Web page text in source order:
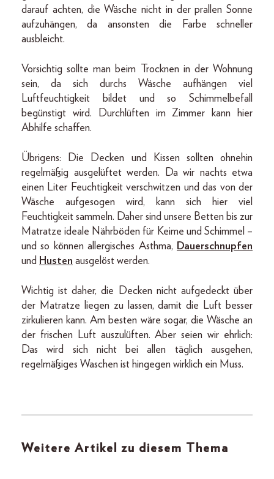
darauf achten, die Wäsche nicht in der prallen Sonne
aufzuhängen, da ansonsten die Farbe schneller
ausbleicht.
Vorsichtig sollte man beim Trocknen in der Wohnung
sein, da sich durchs Wäsche aufhängen viel
Luftfeuchtigkeit bildet und so Schimmelbefall
begünstigt wird. Durchlüften im Zimmer kann hier
Abhilfe schaffen.
Übrigens: Die Decken und Kissen sollten ohnehin
regelmäßig ausgelüftet werden. Da wir nachts etwa
einen Liter Feuchtigkeit verschwitzen und das von der
Wäsche aufgesogen wird, kann sich hier viel
Feuchtigkeit sammeln. Daher sind unsere Betten bis zur
Matratze ideale Nährböden für Keime und Schimmel –
und so können allergisches Asthma, Dauerschnupfen
und Husten ausgelöst werden.
Wichtig ist daher, die Decken nicht aufgedeckt über
der Matratze liegen zu lassen, damit die Luft besser
zirkulieren kann. Am besten wäre sogar, die Wäsche an
der frischen Luft auszulüften. Aber seien wir ehrlich:
Das wird sich nicht bei allen täglich ausgehen,
regelmäßiges Waschen ist hingegen wirklich ein Muss.
Weitere Artikel zu diesem Thema